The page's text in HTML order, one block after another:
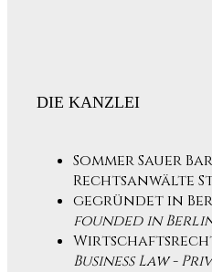
DIE KANZLEI
Sommer Sauer
Rechtsanwälte
gegründet in
founded in Berlin
Business Law -